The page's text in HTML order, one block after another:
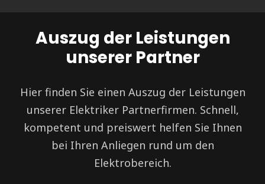
Auszug der Leistungen
unserer Partner
Hier finden Sie einen Auszug der Leistungen
unserer Elektriker Partnerfirmen. Schnell,
kompetent und preiswert helfen Sie Ihnen
bei Ihren Anliegen rund um den
Elektrobereich.